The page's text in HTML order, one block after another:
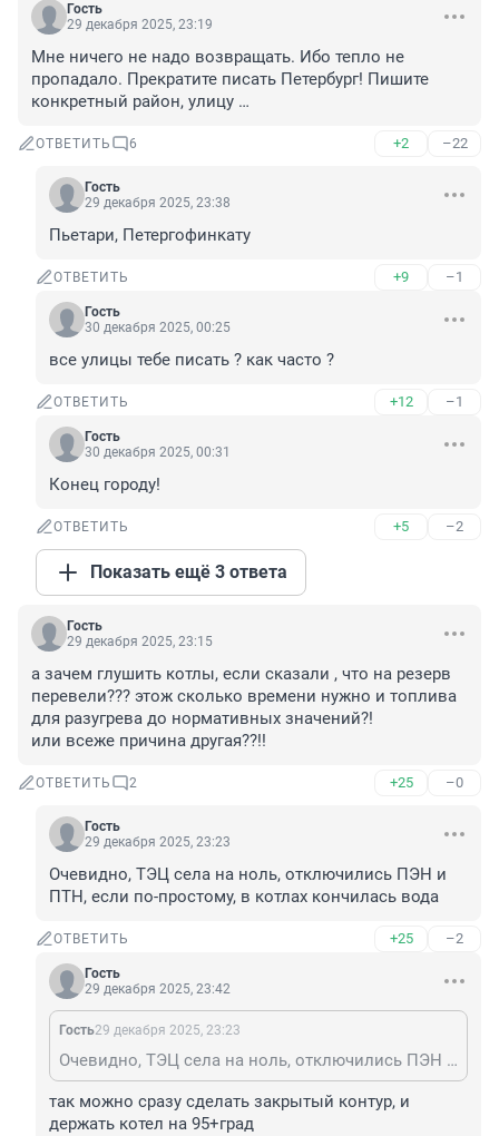
Гость
29 декабря 2025, 23:19
Мне ничего не надо возвращать. Ибо тепло не
пропадало. Прекратите писать Петербург! Пишите
конкретный район, улицу …
ОТВЕТИТЬ 6 +2 –22
Гость
29 декабря 2025, 23:38
Пьетари, Петергофинкату
ОТВЕТИТЬ +9 –1
Гость
30 декабря 2025, 00:25
все улицы тебе писать ? как часто ?
ОТВЕТИТЬ +12 –1
Гость
30 декабря 2025, 00:31
Конец городу!
ОТВЕТИТЬ +5 –2
Показать ещё 3 ответа
Гость
29 декабря 2025, 23:15
а зачем глушить котлы, если сказали , что на резерв
перевели??? этож сколько времени нужно и топлива
для разугрева до нормативных значений?!
или всеже причина другая??!!
ОТВЕТИТЬ 2 +25 –0
Гость
29 декабря 2025, 23:23
Очевидно, ТЭЦ села на ноль, отключились ПЭН и
ПТН, если по-простому, в котлах кончилась вода
ОТВЕТИТЬ +25 –2
Гость
29 декабря 2025, 23:42
Гость29 декабря 2025, 23:23
Очевидно, ТЭЦ села на ноль, отключились ПЭН и ПТН, если по-простому, в котлах кончилась вода
так можно сразу сделать закрытый контур, и
держать котел на 95+град